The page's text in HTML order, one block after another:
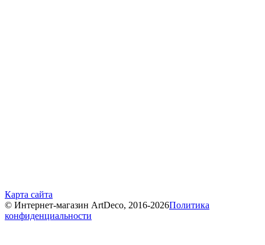
Карта сайта
© Интернет-магазин ArtDeco, 2016-2026Политика
конфиденциальности